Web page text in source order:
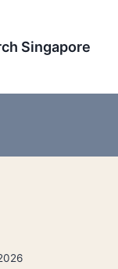
Singapore